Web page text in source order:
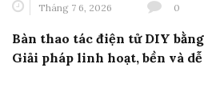
Tháng 7 6, 2026 0
Bàn thao tác điện tử DIY
Giải pháp linh hoạt, bền và